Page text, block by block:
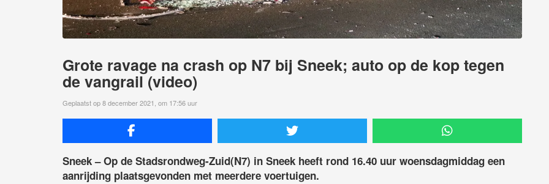
Grote ravage na crash op N7 bij Sneek; auto op de kop tegen
de vangrail (video)
Geplaatst op 8 december 2021, om 17:56 uur
Sneek – Op de Stadsrondweg-Zuid(N7) in Sneek heeft rond 16.40 uur woensdagmiddag een
aanrijding plaatsgevonden met meerdere voertuigen.